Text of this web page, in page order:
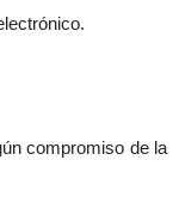
compromiso de la